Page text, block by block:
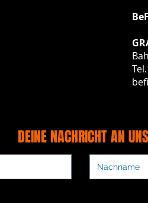
DEINE NACHRICHT AN UNS